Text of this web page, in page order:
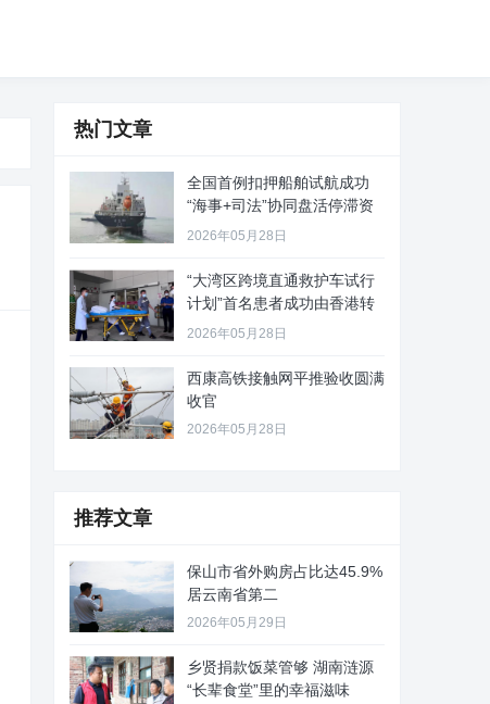
热门文章
全国首例扣押船舶试航成功
“海事+司法”协同盘活停滞资
产
2026年05月28日
“大湾区跨境直通救护车试行
计划”首名患者成功由香港转
至珠
2026年05月28日
西康高铁接触网平推验收圆满
收官
2026年05月28日
推荐文章
保山市省外购房占比达45.9%
居云南省第二
2026年05月29日
乡贤捐款饭菜管够 湖南涟源
“长辈食堂”里的幸福滋味